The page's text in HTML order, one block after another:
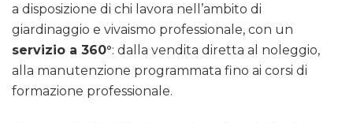
a disposizione di chi lavora nell’ambito di
giardinaggio e vivaismo professionale, con un
servizio a 360°: dalla vendita diretta al noleggio,
alla manutenzione programmata fino ai corsi di
formazione professionale.